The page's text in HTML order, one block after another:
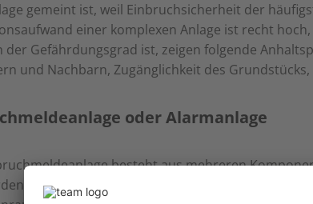
gemeint ist, weil Einbruchsicherheit der
einer komplexen Anlage ist recht
der Gefährdungsgrad ist, zeigen folgende
und Nachbarn, Zugänglichkeit des
oder Alarmanlage
besteht aus mehreren
Meldungen erfasst und Alarme ausgelöst.